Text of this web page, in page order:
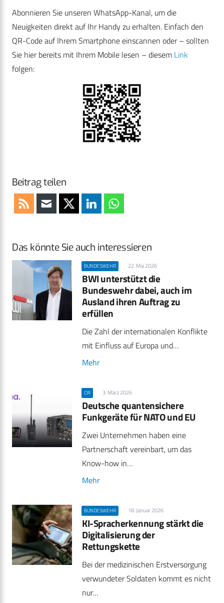
Abonnieren Sie unseren WhatsApp-Kanal, um die
Neuigkeiten direkt auf Ihr Handy zu erhalten. Einfach den
QR-Code auf Ihrem Smartphone einscannen oder – sollten
Sie hier bereits mit Ihrem Mobile lesen – diesem Link
folgen:
Beitrag teilen
Das könnte Sie auch interessieren
BUNDESWEHR 22. Mai 2026
BWI unterstützt die
Bundeswehr dabei, auch im
Ausland ihren Auftrag zu
erfüllen
Die Zahl der internationalen Konflikte
mit Einfluss auf Europa und…
Mehr
CIR 3. März 2026
Deutsche quantensichere
Funkgeräte für NATO und EU
Zwei Unternehmen haben eine
Partnerschaft vereinbart, um das
Know-how in…
Mehr
BUNDESWEHR 18. Januar 2026
KI-Spracherkennung stärkt die
Digitalisierung der
Rettungskette
Bei der medizinischen Erstversorgung
verwundeter Soldaten kommt es nicht
nur…